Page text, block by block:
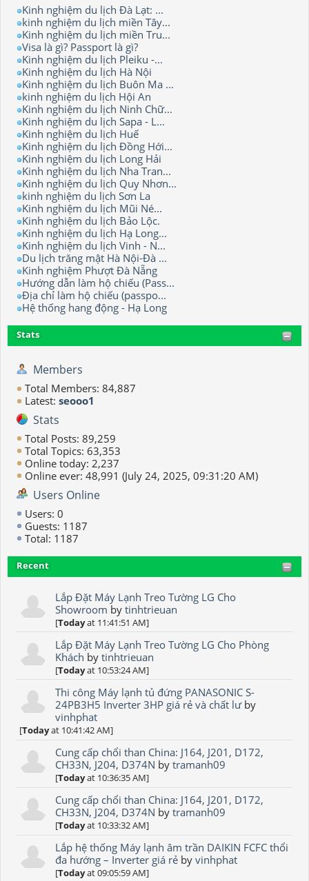
Kinh nghiệm du lịch Đà Lạt: ...
kinh nghiệm du lịch miền Tây...
Kinh nghiệm du lịch miền Tru...
Visa là gì? Passport là gì?
Kinh nghiệm du lịch Pleiku -...
Kinh nghiệm du lịch Hà Nội
Kinh nghiệm du lịch Buôn Ma ...
kinh nghiệm du lịch Hội An
Kinh nghiệm du lịch Ninh Chữ...
Kinh nghiệm du lịch Sapa - L...
Kinh nghiệm du lịch Huế
Kinh nghiệm du lịch Đồng Hới...
Kinh nghiệm du lịch Long Hải
Kinh nghiệm du lịch Nha Tran...
Kinh nghiệm du lịch Quy Nhơn...
kinh nghiệm du lịch Sơn La
Kinh nghiệm du lịch Mũi Né...
Kinh nghiệm du lịch Bảo Lộc.
Kinh nghiệm du lịch Hạ Long...
Kinh nghiệm du lịch Vinh - N...
Du lịch trăng mật Hà Nội-Đà ...
Kinh nghiệm Phượt Đà Nẵng
Hướng dẫn làm hộ chiếu (Pass...
Địa chỉ làm hộ chiếu (passpo...
Hệ thống hang động - Hạ Long
Stats
Members
Total Members: 84,887
Latest: seooo1
Stats
Total Posts: 89,259
Total Topics: 63,353
Online today: 2,237
Online ever: 48,991 (July 24, 2025, 09:31:20 AM)
Users Online
Users: 0
Guests: 1187
Total: 1187
Recent
Lắp Đặt Máy Lạnh Treo Tường LG Cho
Showroom bytinhtrieuan
[Todayat 11:41:51 AM]
Lắp Đặt Máy Lạnh Treo Tường LG Cho Phòng
Khách bytinhtrieuan
[Todayat 10:53:24 AM]
Thi công Máy lạnh tủ đứng PANASONIC S-
24PB3H5 Inverter 3HP giá rẻ và chất lưby
vinhphat
[Todayat 10:41:42 AM]
Cung cấp chổi than China: J164, J201, D172,
CH33N, J204, D374N bytramanh09
[Todayat 10:36:35 AM]
Cung cấp chổi than China: J164, J201, D172,
CH33N, J204, D374N bytramanh09
[Todayat 10:33:32 AM]
Lắp hệ thống Máy lạnh âm trần DAIKIN FCFC thổi
đa hướng – Inverter giá rẻ byvinhphat
[Todayat 09:05:59 AM]